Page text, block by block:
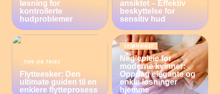
løsning for
kontrollerte
hudproblemer
ansiktet – Effektiv
beskyttelse for
sensitiv hud
TIPS OG TRIKS
Flytteesker: Den
ultimate guiden til en
enklere flytteprosess
SKJØNNHET
Neglepleie for
moderne kvinner:
Oppdag elegante og
enkle løsninger
hjemme